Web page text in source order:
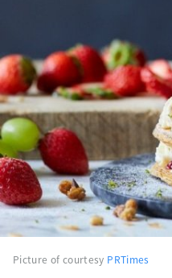
Picture of courtesy PRTimes